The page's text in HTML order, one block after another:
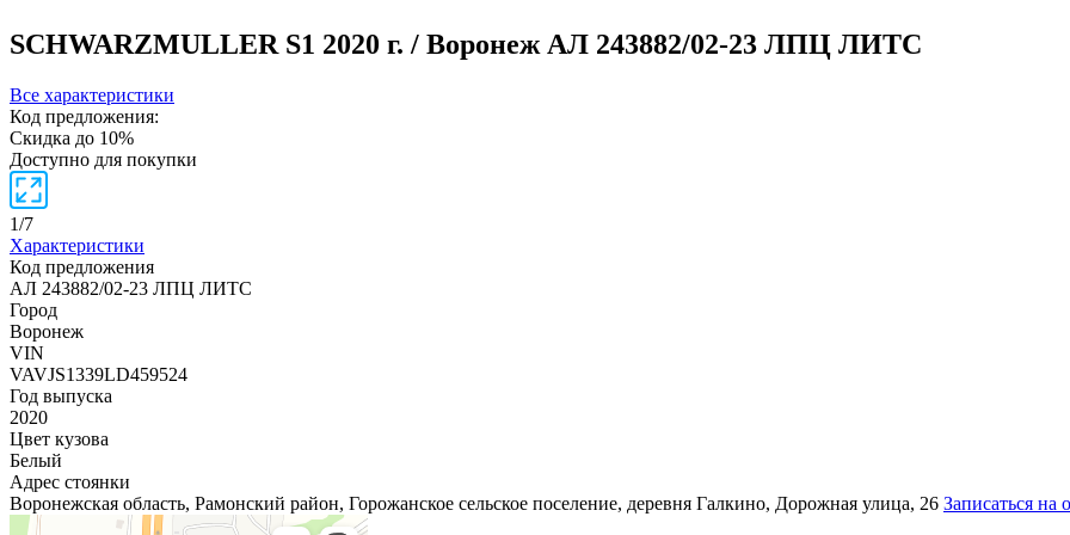
SCHWARZMULLER S1 2020 г. / Воронеж АЛ 243882/02-23 ЛПЦ ЛИТС
Все характеристики
Код предложения:
Скидка до 10%
Доступно для покупки
1/7
Характеристики
Код предложения
АЛ 243882/02-23 ЛПЦ ЛИТС
Город
Воронеж
VIN
VAVJS1339LD459524
Год выпуска
2020
Цвет кузова
Белый
Адрес стоянки
Воронежская область, Рамонский район, Горожанское сельское поселение, деревня Галкино, Дорожная улица, 26 Записаться на